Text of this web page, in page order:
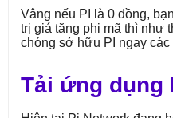
Vâng nếu PI là 0 đồng,
trị giá tăng phi mã thì như
chóng sở hữu PI ngay các
Tải ứng dụng